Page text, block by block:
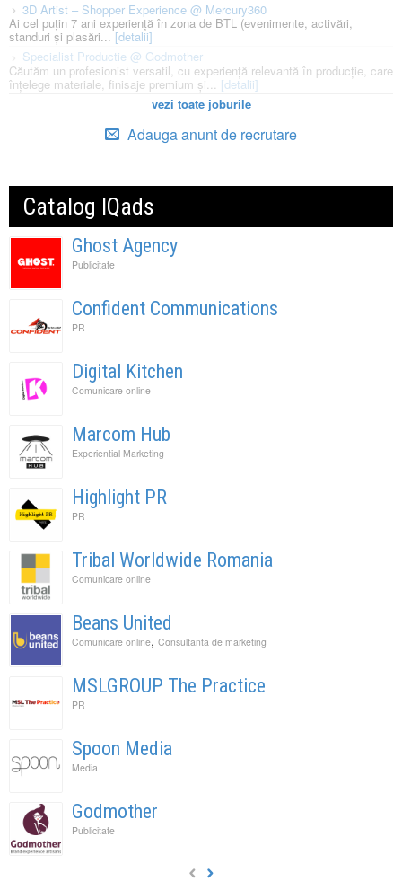
3D Artist – Shopper Experience @ Mercury360
Ai cel puțin 7 ani experiență în zona de BTL (evenimente, activări,
standuri și plasări... [detalii]
Specialist Productie @ Godmother
Căutăm un profesionist versatil, cu experiență relevantă în producție, care
înțelege materiale, finisaje premium și... [detalii]
vezi toate joburile
Adauga anunt de recrutare
Catalog IQads
Ghost Agency
Publicitate
Confident Communications
PR
Digital Kitchen
Comunicare online
Marcom Hub
Experiential Marketing
Highlight PR
PR
Tribal Worldwide Romania
Comunicare online
Beans United
Comunicare online, Consultanta de marketing
MSLGROUP The Practice
PR
Spoon Media
Media
Godmother
Publicitate